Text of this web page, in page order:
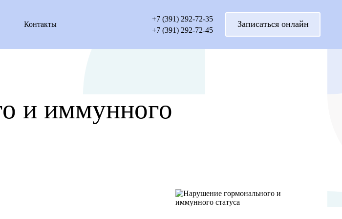
Контакты
+7 (391) 292-72-35
+7 (391) 292-72-45
Записаться онлайн
и иммунного